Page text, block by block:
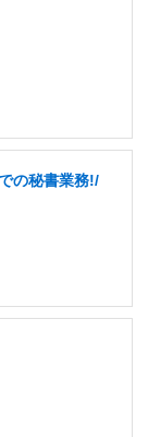
の秘書業務!/